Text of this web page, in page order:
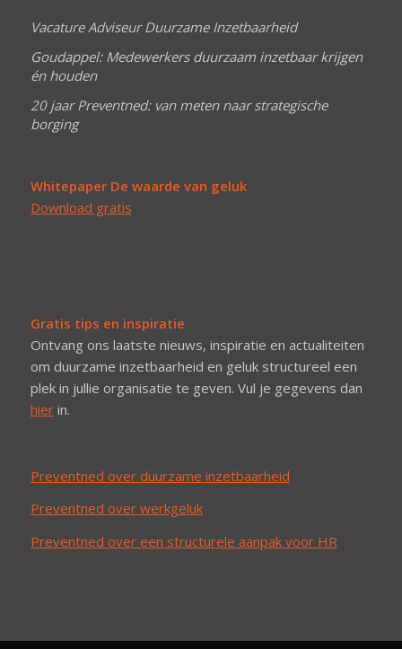
Vacature Adviseur Duurzame Inzetbaarheid
Goudappel: Medewerkers duurzaam inzetbaar krijgen
én houden
20 jaar Preventned: van meten naar strategische
borging
Whitepaper De waarde van geluk
Download gratis
Gratis tips en inspiratie
Ontvang ons laatste nieuws, inspiratie en actualiteiten
om duurzame inzetbaarheid en geluk structureel een
plek in jullie organisatie te geven. Vul je gegevens dan
hierin.
Preventned over duurzame inzetbaarheid
Preventned over werkgeluk
Preventned over een structurele aanpak voor HR